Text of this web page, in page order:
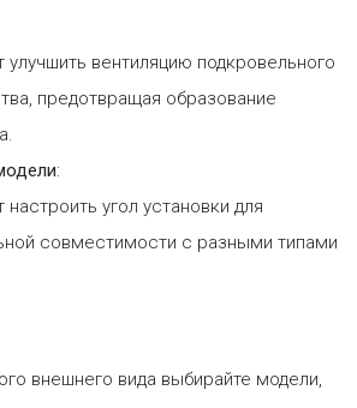
улучшить вентиляцию подкровельного
предотвращая образование
:
угол установки для
совместимости с разными типами
внешнего вида выбирайте модели,